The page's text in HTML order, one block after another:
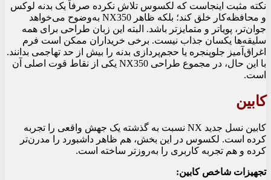
نکته مثبت اینجاست که لکسوس تلاش نکرده صرفاً یک بدنه لوکس
و محافظه‌کار خلق کند؛ بلکه ظاهر NX350 به‌وضوح می‌خواهد
جوان‌تر، پویاتر و متمایزتر باشد. البته این زبان طراحی برای همه
سلیقه‌ها یکسان جذاب نیست. برخی خریداران ممکن است فرم
اغراق‌آمیز جلوپنجره یا حجم‌پردازی بدنه را بیش از حد تهاجمی بدانند.
با این حال، در مجموع طراحی NX350 یکی از نقاط قوت اصلی آن
است.
کابین
کابین نسل جدید NX نسبت به گذشته یک جهش واقعی را تجربه
کرده است. لکسوس در این بخش، هم ظاهر داشبورد را مدرن‌تر
کرده و هم تجربه کاربری را به‌روزتر ساخته است.
تجهیزات شاخص کابین: